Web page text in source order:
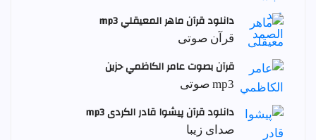
دانلود قرآن ماهر المعيقلي mp3
قرآن صوتی
قرآن بصوت عامر الكاظمي حزين
mp3 صوتی
دانلود قرآن پیشوا قادر الکردی mp3
صدای زیبا